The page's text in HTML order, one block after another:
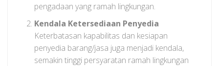
pengadaan yang ramah lingkungan.
Kendala Ketersediaan Penyedia
Keterbatasan kapabilitas dan kesiapan
penyedia barang/jasa juga menjadi kendala,
semakin tinggi persyaratan ramah lingkungan